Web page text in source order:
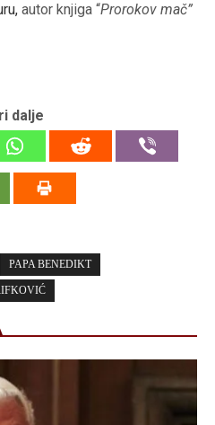
autor knjiga “Prorokov mač”
dalje
PAPA BENEDIKT